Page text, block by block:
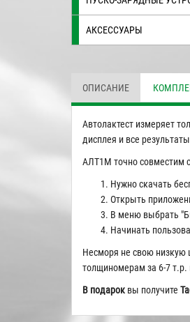
АКСЕССУАРЫ
ОПИСАНИЕ
Автолактест измеряет
дисплея и все
АЛТ1М точно совместим
Нужно скачать
Открыть
В меню выбрать
Начинать
Несморя не свою низкую
толщиномерам за 6-7 т.р.
В подарок вы получите